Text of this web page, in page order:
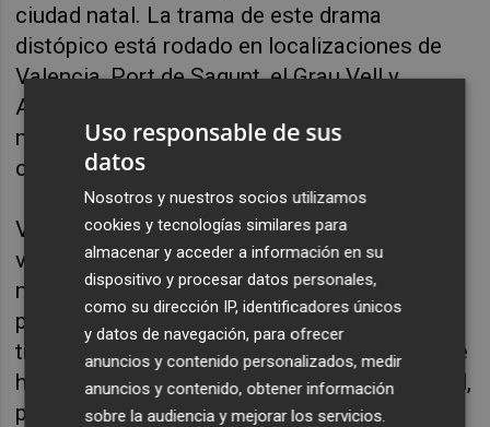
ciudad natal. La trama de este drama
distópico está rodado en localizaciones de
Valencia, Port de Sagunt, el Grau Vell y
Alginet, y sus personajes alternan de una
manera orgánica los idiomas castellano,
cantonés, fang, valenciano y catalán.
Valencia es el lugar donde Hanna creció y
vivió hasta los 28 años. Vivir allí como
mestizo lo llevó a experimentar en primera
persona una ambigüedad cultural que ha
trasladado a su obra. El realizador siempre se
ha sentido incluido parcialmente en su ciudad,
pero nunca con una plena sensación de
Uso responsable de sus
datos
Nosotros y nuestros socios utilizamos
cookies y tecnologías similares para
almacenar y acceder a información en su
dispositivo y procesar datos personales,
como su dirección IP, identificadores únicos
y datos de navegación, para ofrecer
anuncios y contenido personalizados, medir
anuncios y contenido, obtener información
sobre la audiencia y mejorar los servicios.